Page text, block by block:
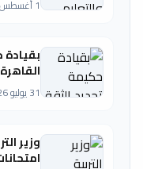
1 أغسطس 2026
القاهرة
31 يوليو 2026
وزير